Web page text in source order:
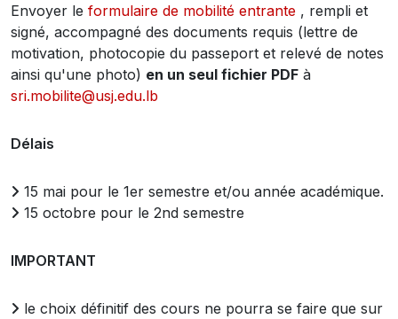
Envoyer le formulaire de mobilité entrante , rempli et
signé, accompagné des documents requis (lettre de
motivation, photocopie du passeport et relevé de notes
ainsi qu'une photo) en un seul fichier PDF à
sri.mobilite@usj.edu.lb
Délais
15 mai pour le 1er semestre et/ou année académique.
15 octobre pour le 2nd semestre
IMPORTANT
le choix définitif des cours ne pourra se faire que sur